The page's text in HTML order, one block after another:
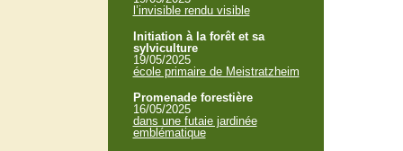
l’invisible rendu visible
Initiation à la forêt et sa
sylviculture
19/05/2025
école primaire de Meistratzheim
Promenade forestière
16/05/2025
dans une futaie jardinée
emblématique